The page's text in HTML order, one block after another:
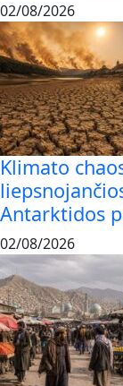
02/08/2026
Klimato
Antarktidos
02/08/2026